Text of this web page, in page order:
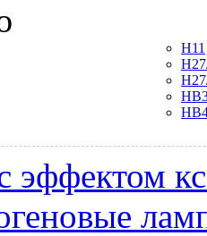
H11
эффектом